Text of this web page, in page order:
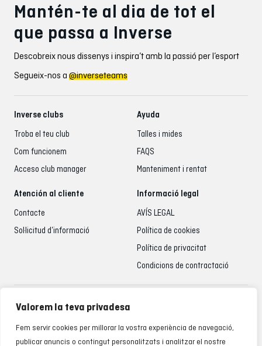
Valorem la teva privadesa
Fem servir cookies per millorar la vostra experiència de navegació,
publicar anuncis o contingut personalitzats i analitzar el nostre
Mantén-te al dia de tot el
que passa a Inverse
Descobreix nous dissenys i inspira’t amb la passió per l’esport
Segueix-nos a @inverseteams
Inverse clubs
Troba el teu club
Com funcionem
Acceso club manager
Ayuda
Talles i mides
FAQS
Manteniment i rentat
Atención al cliente
Contacte
Sol·licitud d’informació
Informació legal
AVÍS LEGAL
Política de cookies
Política de privacitat
Condicions de contractació
Atenció al client